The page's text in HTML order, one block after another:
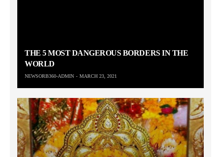
THE 5 MOST DANGEROUS BORDERS IN THE
WORLD
NEWSORB360-ADMIN MARCH 23, 2021